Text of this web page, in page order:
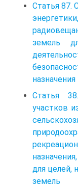
Статья 87.
земель
назначения
Статья
участков
для целей,
земель